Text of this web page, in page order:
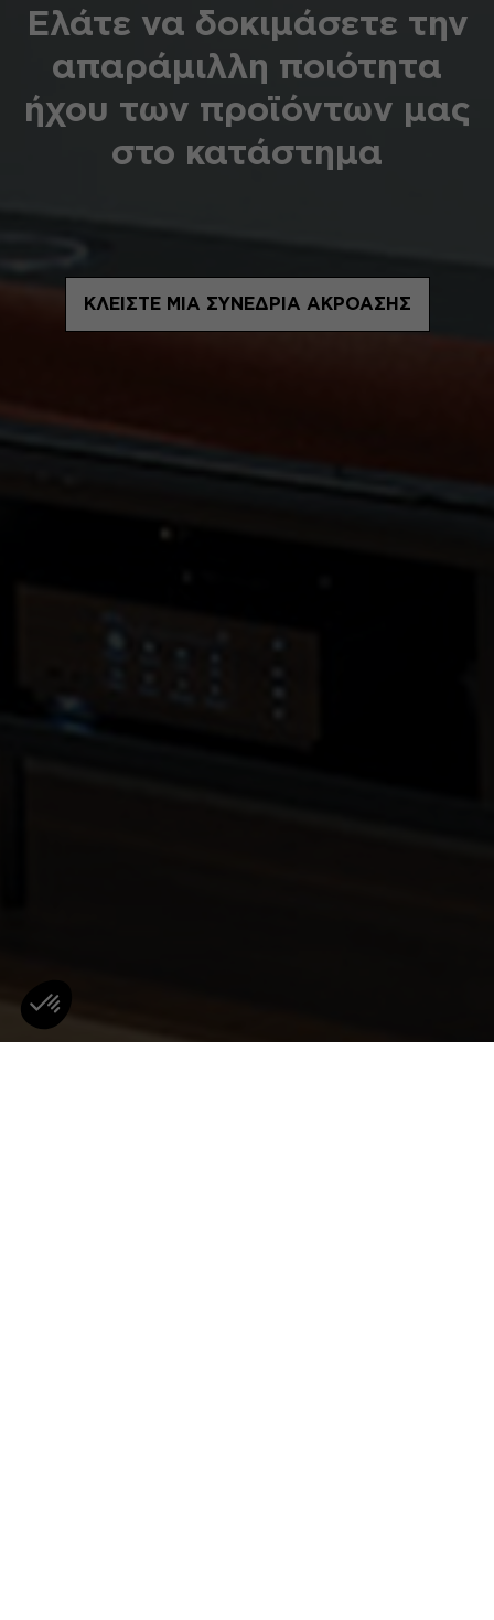
Ελάτε να δοκιμάσετε την
απαράμιλλη ποιότητα
ήχου των προϊόντων μας
στο κατάστημα
ΚΛΕΊΣΤΕ ΜΙΑ ΣΥΝΕΔΡΊΑ ΑΚΡΌΑΣΗΣ